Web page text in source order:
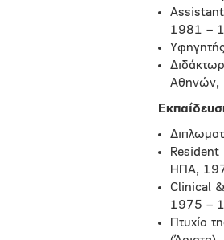
Assistant
1981 –
Αθηνών,
ΗΠΑ,
Clinical
1975 –
Πτυχίο